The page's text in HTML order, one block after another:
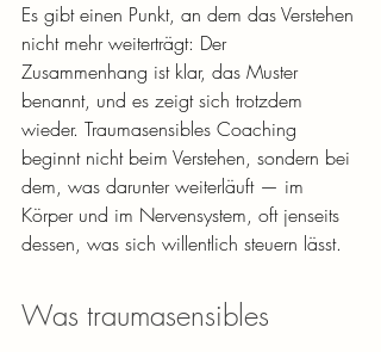
Es gibt einen Punkt, an dem das Verstehen
nicht mehr weiterträgt: Der
Zusammenhang ist klar, das Muster
benannt, und es zeigt sich trotzdem
wieder. Traumasensibles Coaching
beginnt nicht beim Verstehen, sondern bei
dem, was darunter weiterläuft — im
Körper und im Nervensystem, oft jenseits
dessen, was sich willentlich steuern lässt.
Was traumasensibles